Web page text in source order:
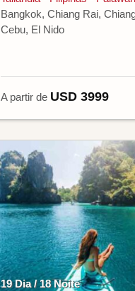
Bangkok, Chiang Rai,
Cebu, El Nido
A partir de USD 3999
19 Dia / 18 Noite